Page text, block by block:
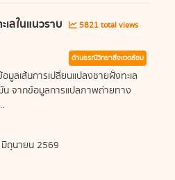
ลในแนวราบ
5821 total views
ด้านธรณีวิทยาสิ่งแวดล้อม
ลเส้นการเปลี่ยนแปลงชายฝั่งทะเล
น จากข้อมูลการแปลภาพถ่ายทาง
ถุนายน 2569